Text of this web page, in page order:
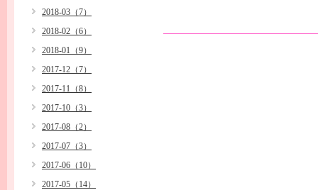
2018-03（7）
2018-02（6）
2018-01（9）
2017-12（7）
2017-11（8）
2017-10（3）
2017-08（2）
2017-07（3）
2017-06（10）
2017-05（14）